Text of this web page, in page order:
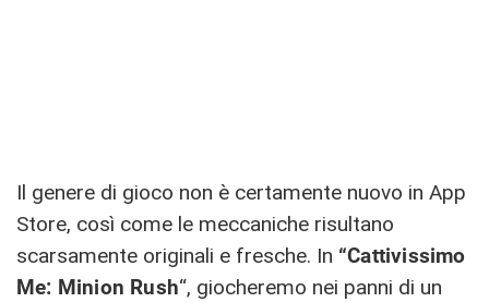
Il genere di gioco non è certamente nuovo in App
Store, così come le meccaniche risultano
scarsamente originali e fresche. In “Cattivissimo
Me: Minion Rush“, giocheremo nei panni di un